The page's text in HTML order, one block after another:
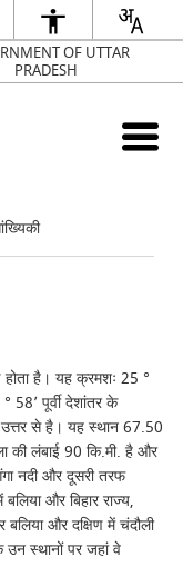
OF UTTAR
PRADESH
होता है। यह क्रमशः 25 °
पूर्वी देशांतर के
से है। यह स्थान 67.50
की लंबाई 90 कि.मी. है और
नदी और दूसरी तरफ
और बिहार राज्य,
और दक्षिण में चंदौली
उन स्थानों पर जहां वे